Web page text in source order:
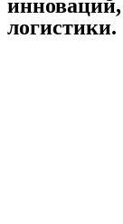
логистики.